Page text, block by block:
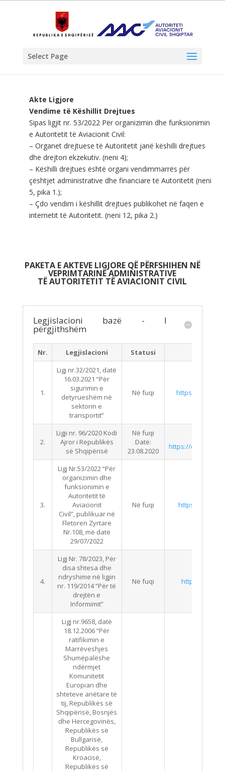
Select Page
Akte Ligjore
Vendime të Këshillit Drejtues
Sipas ligjit nr. 53/2022 Për organizimin dhe funksionimin
e Autoritetit të Aviacionit Civil:
– Organet drejtuese të Autoritetit janë këshilli drejtues
dhe drejtori ekzekutiv. (neni 4);
– Këshilli drejtues është organi vendimmarrës për
çështjet administrative dhe financiare të Autoritetit (neni
5, pika 1.);
– Çdo vendim i këshillit drejtues publikohet në faqen e
internetit të Autoritetit. (neni 12, pika 2.)
PAKETA E AKTEVE LIGJORE QË PËRFSHIHEN NË
VEPRIMTARINË ADMINISTRATIVE
TË AUTORITETIT TË AVIACIONIT CIVIL
Legjislacioni bazë - I
përgjithshëm
Nr. Legjislacioni Statusi
1.
Ligj nr.32/2021, datë
16.03.2021 “Për
sigurimin e
detyrueshëm në
sektorin e
transportit”
Në fuqi https://
2.
Ligji nr. 96/2020 Kodi
Ajror i Republikës
së Shqipërisë
Në fuqi
Datë:
23.08.2020
https://
3.
Ligj Nr.53/2022 “Për
organizimin dhe
funksionimin e
Autoritetit të
Aviacionit
Civil”, publikuar në
Fletoren Zyrtare
Nr.108, më datë
29/07/2022
Në fuqi https://
4.
Ligj Nr. 78/2023, Për
disa shtesa dhe
ndryshime në ligjin
nr. 119/2014 “Për të
drejtën e
Informimit”
Në fuqi http://
Ligj nr.9658, datë
18.12.2006 “Për
ratifikimin e
Marrëveshjes
Shumëpalëshe
ndërmjet
Komunitetit
Europian dhe
shteteve anëtare të
tij, Republikës së
Shqipërisë, Bosnjës
dhe Hercegovinës,
Republikës së
Bullgarisë,
Republikës së
Kroacisë,
Republikës së